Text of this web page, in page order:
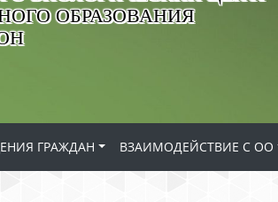
ОБРАЗОВАНИЯ
ГРАЖДАН ВЗАИМОДЕЙСТВИЕ С ОО